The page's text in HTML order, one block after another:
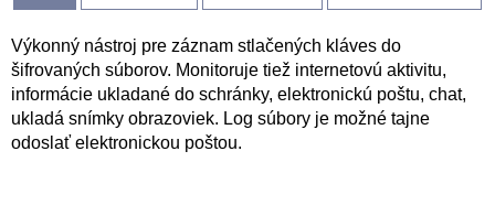
Výkonný nástroj pre záznam stlačených kláves do
šifrovaných súborov. Monitoruje tiež internetovú aktivitu,
informácie ukladané do schránky, elektronickú poštu, chat,
ukladá snímky obrazoviek. Log súbory je možné tajne
odoslať elektronickou poštou.